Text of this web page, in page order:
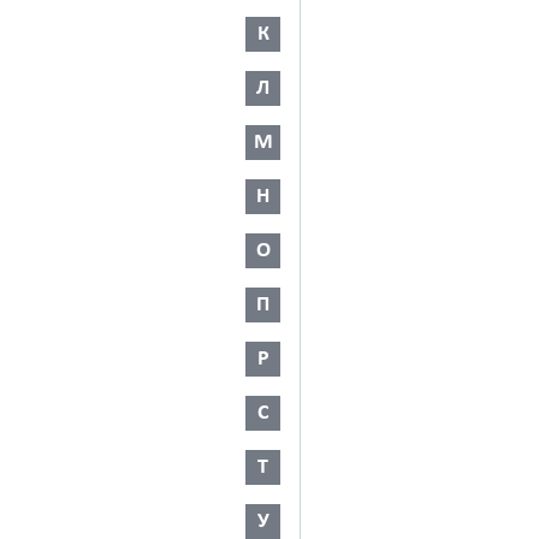
К
Л
М
Н
О
П
Р
С
Т
У